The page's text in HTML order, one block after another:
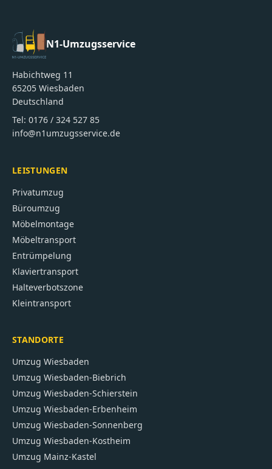
N1-Umzugsservice
Habichtweg 11
65205 Wiesbaden
Deutschland
Tel: 0176 / 324 527 85
info@n1umzugsservice.de
LEISTUNGEN
Privatumzug
Büroumzug
Möbelmontage
Möbeltransport
Entrümpelung
Klaviertransport
Halteverbotszone
Kleintransport
STANDORTE
Umzug Wiesbaden
Umzug Wiesbaden-Biebrich
Umzug Wiesbaden-Schierstein
Umzug Wiesbaden-Erbenheim
Umzug Wiesbaden-Sonnenberg
Umzug Wiesbaden-Kostheim
Umzug Mainz-Kastel